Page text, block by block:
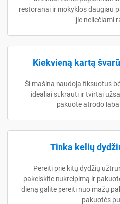
restoranai ir mokyklos daugiau
jie neliečiami
Kiekvieną kartą
Ši mašina naudoja fiksuotus
idealiai sukrauti ir tvirtai
pakuotė atrodo
Tinka kelių
Pereiti prie kitų dydžių
pakeiskite nukreipimą ir
dieną galite pereiti nuo mažų
pakuotės